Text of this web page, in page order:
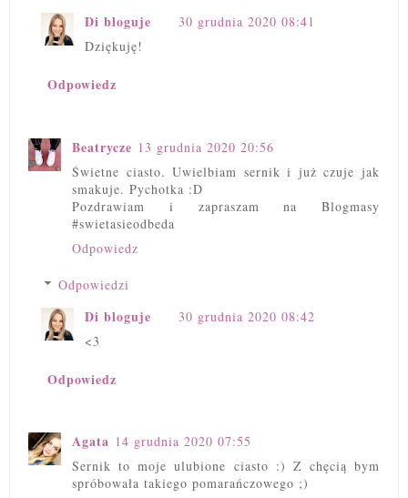
Di bloguje
30 grudnia 2020 08:41
Dziękuję!
Odpowiedz
Beatrycze 13 grudnia 2020 20:56
Świetne ciasto. Uwielbiam sernik i już czuje jak
smakuje. Pychotka :D
Pozdrawiam i zapraszam na Blogmasy
#swietasieodbeda
Odpowiedz
Odpowiedzi
Di bloguje
30 grudnia 2020 08:42
<3
Odpowiedz
Agata 14 grudnia 2020 07:55
Sernik to moje ulubione ciasto :) Z chęcią bym
spróbowała takiego pomarańczowego ;)